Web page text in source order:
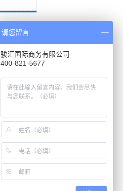
请您留言
骏汇国际商务有限公司
400-821-5677